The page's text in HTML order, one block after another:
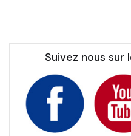
Suivez nous sur